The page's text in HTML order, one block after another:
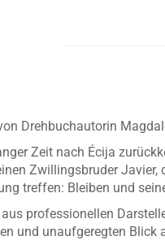
Drehbuchautorin
Zeit nach Écija
Zwillingsbruder
treffen: Bleiben und
professionellen
und unaufgeregten